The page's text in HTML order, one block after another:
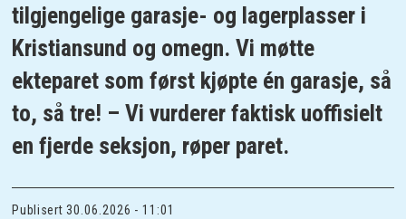
tilgjengelige garasje- og lagerplasser i
Kristiansund og omegn. Vi møtte
ekteparet som først kjøpte én garasje, så
to, så tre! – Vi vurderer faktisk uoffisielt
en fjerde seksjon, røper paret.
Publisert 30.06.2026 - 11:01